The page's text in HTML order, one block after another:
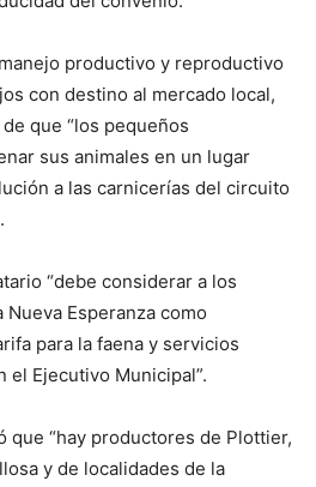
productivo y reproductivo
con destino al mercado local,
que “los pequeños
sus animales en un lugar
a las carnicerías del circuito
“debe considerar a los
Esperanza como
para la faena y servicios
el Ejecutivo Municipal”.
que “hay productores de Plottier,
y de localidades de la